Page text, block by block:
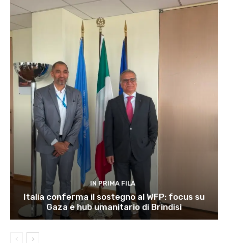
IN PRIMA FILA
Italia conferma il sostegno al WFP: focus su
Gaza e hub umanitario di Brindisi